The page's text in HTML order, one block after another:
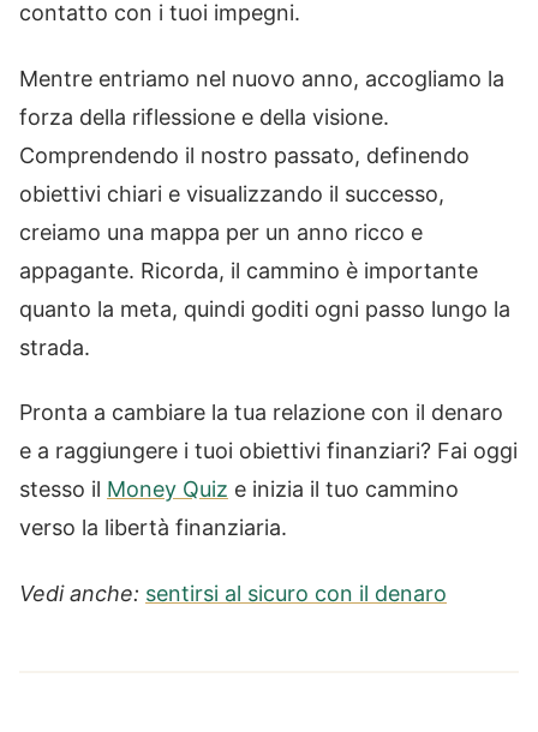
contatto con i tuoi impegni.
Mentre entriamo nel nuovo anno, accogliamo la
forza della riflessione e della visione.
Comprendendo il nostro passato, definendo
obiettivi chiari e visualizzando il successo,
creiamo una mappa per un anno ricco e
appagante. Ricorda, il cammino è importante
quanto la meta, quindi goditi ogni passo lungo la
strada.
Pronta a cambiare la tua relazione con il denaro
e a raggiungere i tuoi obiettivi finanziari? Fai oggi
stesso il Money Quiz e inizia il tuo cammino
verso la libertà finanziaria.
Vedi anche: sentirsi al sicuro con il denaro